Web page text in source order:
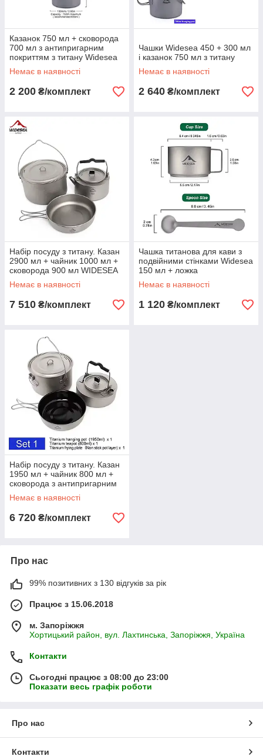
Казанок 750 мл + сковорода
700 мл з антипригарним
покриттям з титану Widesea
Немає в наявності
2 200 ₴/комплект
Чашки Widesea 450 + 300 мл
і казанок 750 мл з титану
Немає в наявності
2 640 ₴/комплект
Набір посуду з титану. Казан
2900 мл + чайник 1000 мл +
сковорода 900 мл WIDESEA
Немає в наявності
7 510 ₴/комплект
Чашка титанова для кави з
подвійними стінками Widesea
150 мл + ложка
Немає в наявності
1 120 ₴/комплект
Набір посуду з титану. Казан
1950 мл + чайник 800 мл +
сковорода з антипригарним
покриттям 700 мл WIDESEA
Немає в наявності
6 720 ₴/комплект
Про нас
99% позитивних з 130 відгуків за рік
Працює з 15.06.2018
м. Запоріжжя
Хортицький район, вул. Лахтинська, Запоріжжя, Україна
Контакти
Сьогодні працює з 08:00 до 23:00
Показати весь графік роботи
Про нас
Контакти